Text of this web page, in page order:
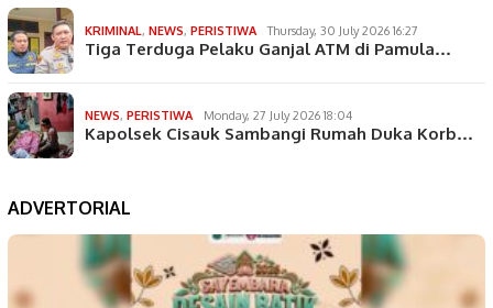
KRIMINAL, NEWS, PERISTIWA Thursday, 30 July 2026 16:27
Tiga Terduga Pelaku Ganjal ATM di Pamula…
NEWS, PERISTIWA Monday, 27 July 2026 18:04
Kapolsek Cisauk Sambangi Rumah Duka Korb…
ADVERTORIAL